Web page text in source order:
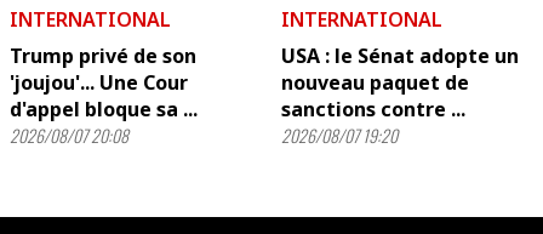
INTERNATIONAL
Trump privé de son
'joujou'... Une Cour
d'appel bloque sa ...
2026/08/07 20:08
INTERNATIONAL
USA : le Sénat adopte un
nouveau paquet de
sanctions contre ...
2026/08/07 19:20